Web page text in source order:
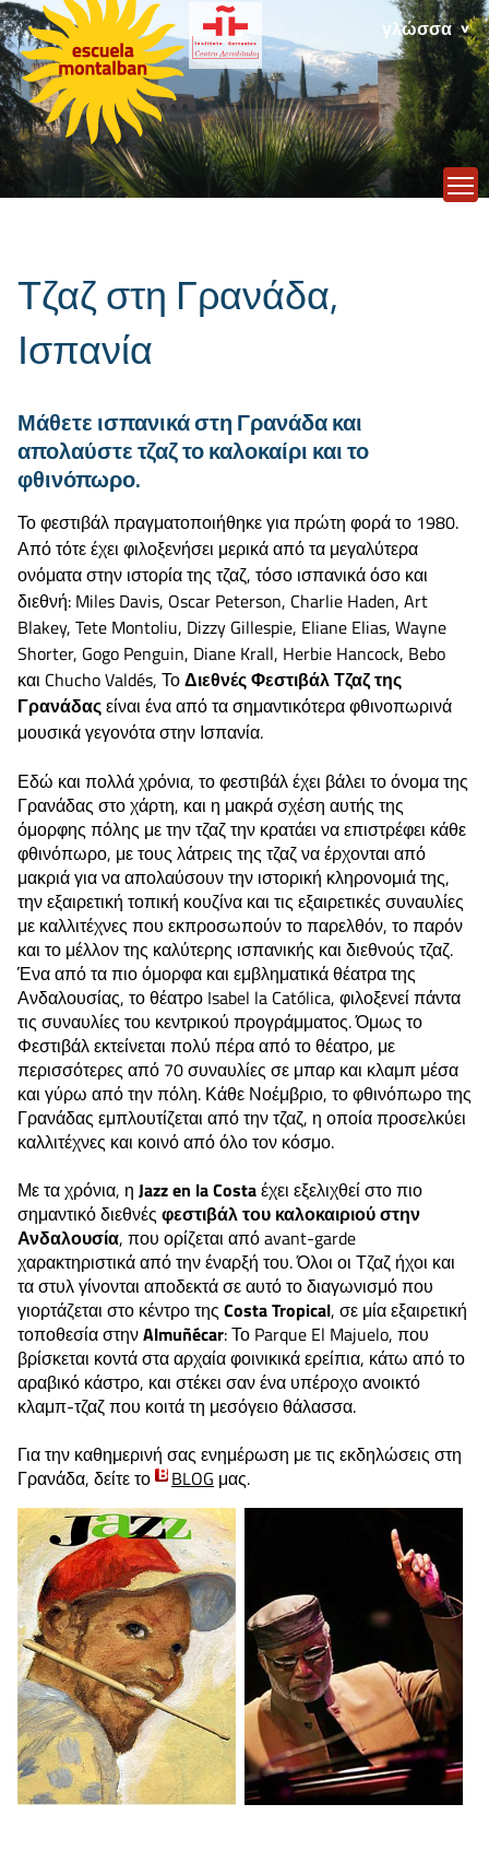
γλώσσα
Τζαζ στη Γρανάδα,
Ισπανία
Μάθετε ισπανικά στη Γρανάδα και
απολαύστε τζαζ το καλοκαίρι και το
φθινόπωρο.
Το φεστιβάλ πραγματοποιήθηκε για πρώτη φορά το 1980.
Από τότε έχει φιλοξενήσει μερικά από τα μεγαλύτερα
ονόματα στην ιστορία της τζαζ, τόσο ισπανικά όσο και
διεθνή: Miles Davis, Oscar Peterson, Charlie Haden, Art
Blakey, Tete Montoliu, Dizzy Gillespie, Eliane Elias, Wayne
Shorter, Gogo Penguin, Diane Krall, Herbie Hancock, Bebo
και Chucho Valdés, ΤοΔιεθνές Φεστιβάλ Τζαζ της
Γρανάδαςείναι ένα από τα σημαντικότερα φθινοπωρινά
μουσικά γεγονότα στην Ισπανία.
Εδώ και πολλά χρόνια, το φεστιβάλ έχει βάλει το όνομα της
Γρανάδας στο χάρτη, και η μακρά σχέση αυτής της
όμορφης πόλης με την τζαζ την κρατάει να επιστρέφει κάθε
φθινόπωρο, με τους λάτρεις της τζαζ να έρχονται από
μακριά για να απολαύσουν την ιστορική κληρονομιά της,
την εξαιρετική τοπική κουζίνα και τις εξαιρετικές συναυλίες
με καλλιτέχνες που εκπροσωπούν το παρελθόν, το παρόν
και το μέλλον της καλύτερης ισπανικής και διεθνούς τζαζ.
Ένα από τα πιο όμορφα και εμβληματικά θέατρα της
Ανδαλουσίας, το θέατρο Isabel la Católica, φιλοξενεί πάντα
τις συναυλίες του κεντρικού προγράμματος. Όμως το
Φεστιβάλ εκτείνεται πολύ πέρα από το θέατρο, με
περισσότερες από 70 συναυλίες σε μπαρ και κλαμπ μέσα
και γύρω από την πόλη. Κάθε Νοέμβριο, το φθινόπωρο της
Γρανάδας εμπλουτίζεται από την τζαζ, η οποία προσελκύει
καλλιτέχνες και κοινό από όλο τον κόσμο.
Με τα χρόνια, η Jazz en la Costaέχει εξελιχθεί στο πιο
σημαντικό διεθνές φεστιβάλ του καλοκαιριού στην
Ανδαλουσία, που ορίζεται από avant-garde
χαρακτηριστικά από την έναρξή του. Όλοι οι Τζαζ ήχοι και
τα στυλ γίνονται αποδεκτά σε αυτό το διαγωνισμό που
γιορτάζεται στο κέντρο της Costa Tropical, σε μία εξαιρετική
τοποθεσία στηνAlmuñécar: Το Parque El Majuelo, που
βρίσκεται κοντά στα αρχαία φοινικικά ερείπια, κάτω από το
αραβικό κάστρο, και στέκει σαν ένα υπέροχο ανοικτό
κλαμπ-τζαζ που κοιτά τη μεσόγειο θάλασσα.
Για την καθημερινή σας ενημέρωση με τις εκδηλώσεις στη
Γρανάδα, δείτε το
BLOG μας.